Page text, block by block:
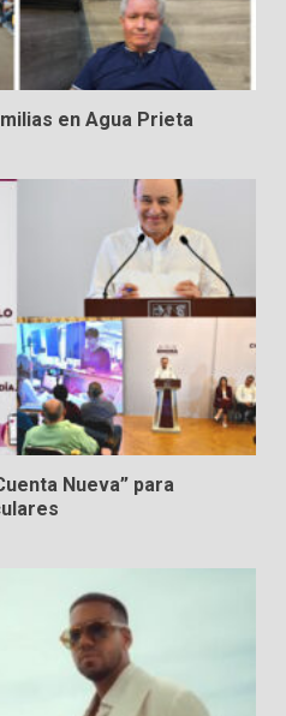
en Agua Prieta
Nueva” para